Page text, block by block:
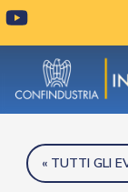
Y
o
t
u
e
« TUTTI GLI